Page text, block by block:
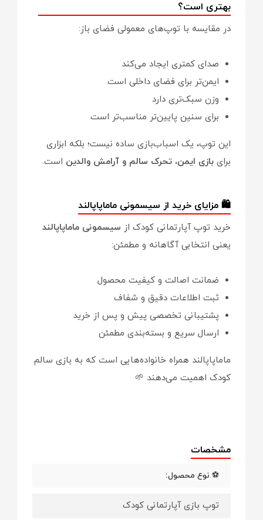
بهتری است؟
در مقایسه با توپ‌های معمولی فضای باز:
صدای کمتری ایجاد می‌کند
ایمن‌تر برای فضای داخلی است
وزن سبک‌تری دارد
برای سنین پایین‌تر مناسب‌تر است
این توپ، یک اسباب‌بازی ساده نیست؛ بلکه ابزاری
برای بازی ایمن، تحرک سالم و آرامش والدین است.
🛍️ مزایای خرید از سیسمونی ماماپاپالند
خرید توپ آپارتمانی کودک از سیسمونی ماماپاپالند
یعنی انتخابی آگاهانه و مطمئن:
ضمانت اصالت و کیفیت محصول
ثبت اطلاعات دقیق و شفاف
پشتیبانی تخصصی پیش و پس از خرید
ارسال سریع و بسته‌بندی مطمئن
ماماپاپالند همراه خانواده‌هایی است که به بازی سالم
کودک اهمیت می‌دهند 🌱
مشخصات
⚽ نوع محصول:
توپ بازی آپارتمانی کودک